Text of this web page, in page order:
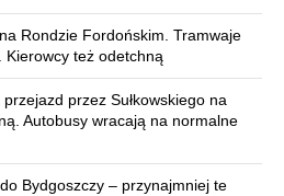
Rondzie Fordońskim. Tramwaje
Kierowcy też odetchną
przez Sułkowskiego na
Autobusy wracają na normalne
Bydgoszczy – przynajmniej te